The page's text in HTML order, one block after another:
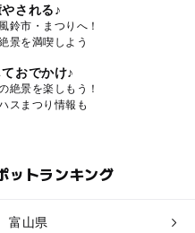
される♪
鈴市・まつりへ！
景を満喫しよう
おでかけ♪
絶景を楽しもう！
スまつり情報も
ットランキング
富山県